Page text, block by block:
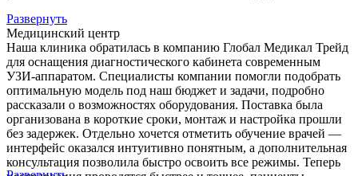
Развернуть
Медицинский центр
Наша клиника обратилась в компанию Глобал Медикал Трейд
для оснащения диагностического кабинета современным
УЗИ-аппаратом. Специалисты компании помогли подобрать
оптимальную модель под наш бюджет и задачи, подробно
рассказали о возможностях оборудования. Поставка была
организована в короткие сроки, монтаж и настройка прошли
без задержек. Отдельно хочется отметить обучение врачей —
интерфейс оказался интуитивно понятным, а дополнительная
консультация позволила быстро освоить все режимы. Теперь